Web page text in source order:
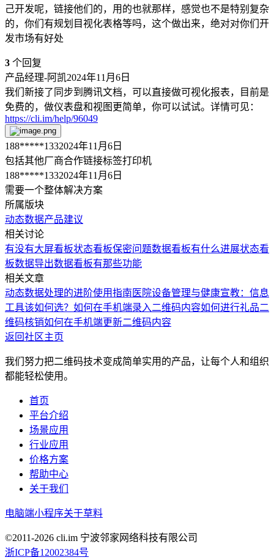
己开发呢，链接他们的，用的也就那样，感觉也不是特别复杂
的，你们有规划目视化表格等吗，这个做出来，绝对对你们开
发市场有好处
3 个回复
产品经理-阿凯2024年11月6日
我们新接了同步到腾讯文档，可以直接做可视化报表，目前是
免费的，做仪表盘和视图更简单，你可以试试。详情可见：
https://cli.im/help/96049
188*****1332024年11月6日
包括其他厂商合作链接标签打印机
188*****1332024年11月6日
需要一个整体解决方案
所属版块
动态数据产品建议
相关讨论
有没有大屏看板状态看板保密问题数据看板有什么进展状态看
板数据导出数据看板有那些功能
相关文章
动态数据处理的进阶使用指南 医院设备管理与健康宣教：信息
工具该如何选？ 如何在手机端录入二维码内容如何进行礼品二
维码核销如何在手机端更新二维码内容
返回社区主页
我们努力把二维码技术变成简单实用的产品，让每个人和组织
都能轻松使用。
首页
平台介绍
场景应用
行业应用
价格方案
帮助中心
关于我们
电脑端小程序关于草料
©2011-2026 cli.im 宁波邻家网络科技有限公司
浙ICP备12002384号